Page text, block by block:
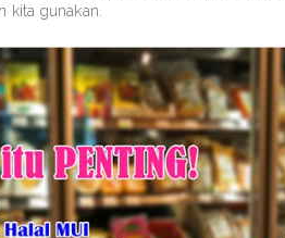
kita gunakan.